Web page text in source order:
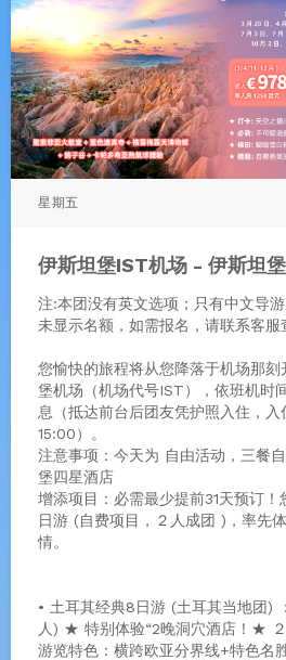
星期五
伊斯坦堡IST机场 - 伊斯坦
注:本团没有英文选项；只有中文导
未显示名额，如需报名，请联系客服
您愉快的旅程将从您降落于机场那
堡机场（机场代号IST），依班机时
息（抵达前台后团友凭护照入住，入
15:00）。
注意事项：今天为 自由活动，三餐
堡四星酒店
增添项目：必需最少提前31天预订
日游 (自费项目，２人成团 )，率先
情。
• 土耳其经典8日游 (土耳其当地团)
人) ★ 特别体验“2晚洞穴酒店！★
游览特色：横跨欧亚分界线+特色名